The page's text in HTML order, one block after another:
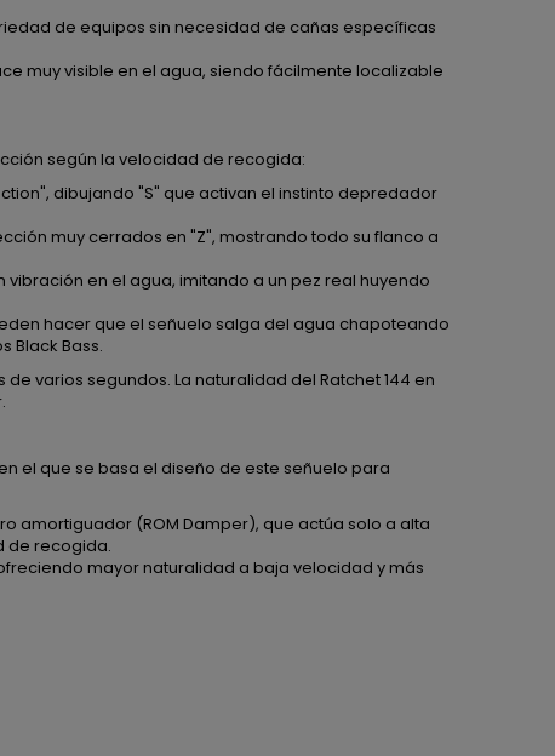
de equipos sin necesidad de cañas específicas
muy visible en el agua, siendo fácilmente localizable
según la velocidad de recogida:
dibujando "S" que activan el instinto depredador
muy cerrados en "Z", mostrando todo su flanco a
en el agua, imitando a un pez real huyendo
hacer que el señuelo salga del agua chapoteando
Black Bass.
varios segundos. La naturalidad del Ratchet 144 en
el que se basa el diseño de este señuelo para
amortiguador (ROM Damper), que actúa solo a alta
de recogida.
mayor naturalidad a baja velocidad y más